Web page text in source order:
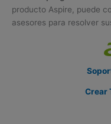
producto Aspire, puede
asesores para resolver
Crear